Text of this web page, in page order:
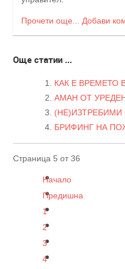
Прочети още... Добави
Още статии ...
КАК Е ВРЕМЕТО
АМАН ОТ
(НЕ)ИЗТРЕБИМИ
БРИФИНГ НА
Страница 5 от 36
Начало
Предишна
1
2
3
4